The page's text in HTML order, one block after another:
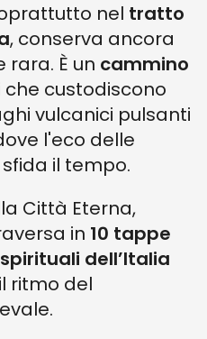
L’INGRESSO NELLA CITTÀ DEI
DELLA TUSCIA ED EREMI
CHE EMERGE DAL TUFO
LA VALLE DEL TREJA
STORTA: IL PARCO DI VEIO E
IL RESPIRO DEI COLLI ALBANI
SULLA VIA FRANCIGENA DEL
nel tratto
, conserva ancora
È un cammino
custodiscono
vulcanici pulsanti
l'eco delle
il tempo.
Città Eterna,
in 10 tappe
dell’Italia
ritmo del